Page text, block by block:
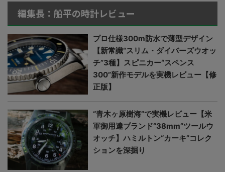
編集長：船平の時計レビュー
プロ仕様300m防水で薄型デザイン
【新常識“スリム・ダイバーズウオッ
チ”3種】スピニカー“スペンス
300”新作モデルを実機レビュー【修
正版】
“青木ヶ原樹海”で実機レビュー【米
軍御用達ブランド“38mm”ツールウ
オッチ】ハミルトン“カーキ”コレク
ションを深掘り